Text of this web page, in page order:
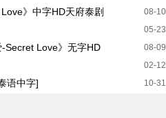
08-10
》中字HD天府泰剧
05-23
08-09
Secret Love》无字HD
02-12
10-31
语中字]